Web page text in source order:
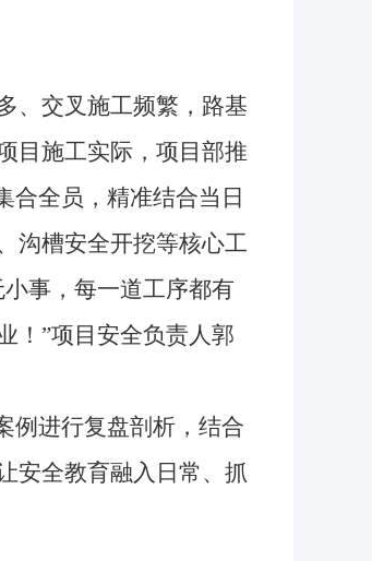
交叉施工频繁，路基
目施工实际，项目部推
合全员，精准结合当日
沟槽安全开挖等核心工
事，每一道工序都有
！”项目安全负责人郭
进行复盘剖析，结合
安全教育融入日常、抓